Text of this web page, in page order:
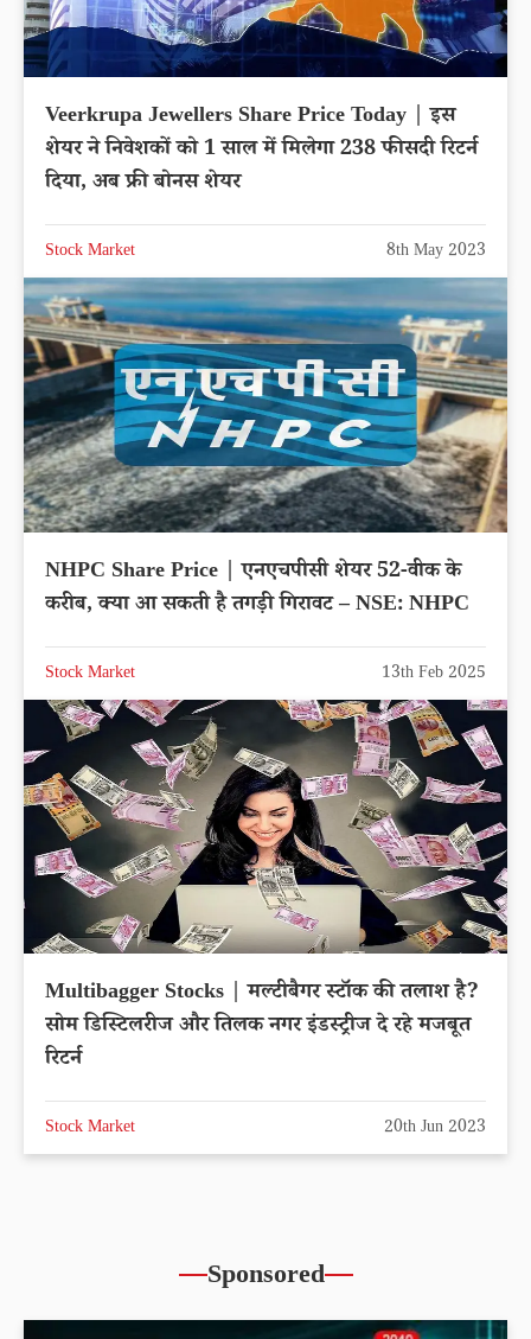
Veerkrupa Jewellers Share Price Today | इस
शेयर ने निवेशकों को 1 साल में मिलेगा 238 फीसदी रिटर्न
दिया, अब फ्री बोनस शेयर
Stock Market 8th May 2023
NHPC Share Price | एनएचपीसी शेयर 52-वीक के
करीब, क्या आ सकती है तगड़ी गिरावट – NSE: NHPC
Stock Market 13th Feb 2025
Multibagger Stocks | मल्टीबैगर स्टॉक की तलाश है?
सोम डिस्टिलरीज और तिलक नगर इंडस्ट्रीज दे रहे मजबूत
रिटर्न
Stock Market 20th Jun 2023
Sponsored